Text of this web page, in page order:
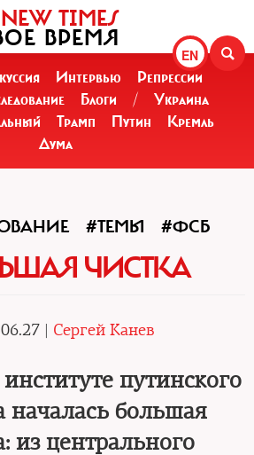
EN
TIMES
ВРЕМЯ
Интервью
Репрессии
Блоги /
Украина
Трамп Путин
Кремль
Дума
#ТЕМЫ #ФСБ
ЧИСТКА
| Сергей Канев
путинского
большая
из центрального